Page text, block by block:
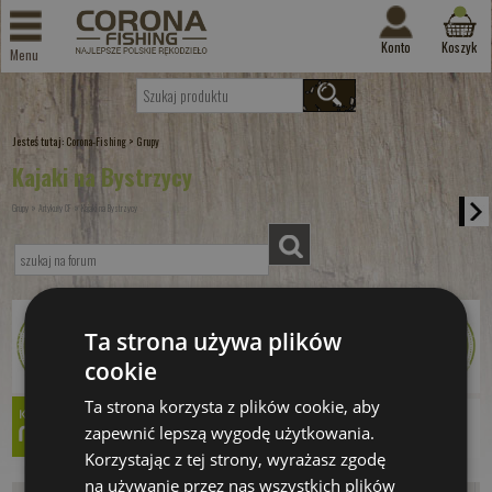
Menu Konto Koszyk
Jesteś tutaj: Corona-Fishing > Grupy
Kajaki na Bystrzycy
Grupy »Artykuły CF »Kajaki na Bystrzycy
Ta strona używa plików
cookie
Ta strona korzysta z plików cookie, aby
zapewnić lepszą wygodę użytkowania.
Korzystając z tej strony, wyrażasz zgodę
na używanie przez nas wszystkich plików